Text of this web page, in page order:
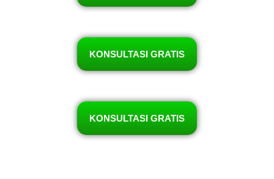
KONSULTASI GRATIS
KONSULTASI GRATIS